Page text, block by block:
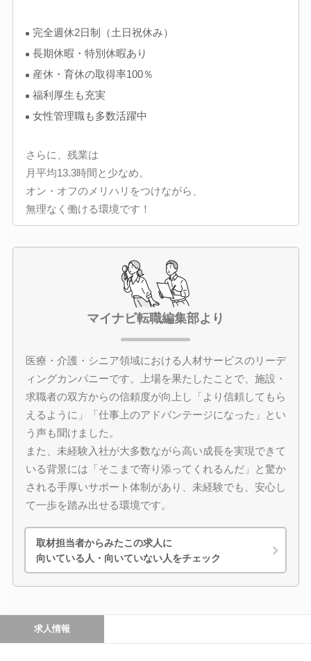
完全週休2日制（土日祝休み）
長期休暇・特別休暇あり
産休・育休の取得率100％
福利厚生も充実
女性管理職も多数活躍中
さらに、残業は
月平均13.3時間と少なめ。
オン・オフのメリハリをつけながら、
無理なく働ける環境です！
マイナビ転職編集部より
医療・介護・シニア領域における人材サービスのリーデ
ィングカンパニーです。上場を果たしたことで、施設・
求職者の双方からの信頼度が向上し「より信頼してもら
えるように」「仕事上のアドバンテージになった」とい
う声も聞けました。
また、未経験入社が大多数ながら高い成長を実現できて
いる背景には「そこまで寄り添ってくれるんだ」と驚か
される手厚いサポート体制があり、未経験でも、安心し
て一歩を踏み出せる環境です。
取材担当者からみたこの求人に
向いている人・向いていない人をチェック
求人情報